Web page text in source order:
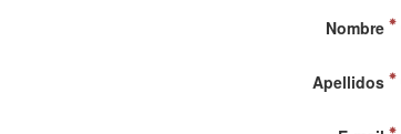
Nombre
Apellidos